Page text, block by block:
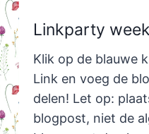
Linkparty
Klik op de blauwe
Link en voeg de
delen! Let op:
blogpost, niet de